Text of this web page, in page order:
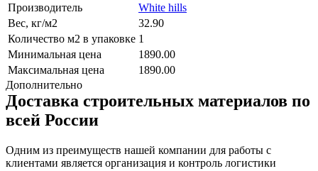
Производитель
White hills
Вес, кг/м2
32.90
Количество м2 в упаковке 1
Минимальная цена
1890.00
Максимальная цена
1890.00
Дополнительно
Доставка строительных материалов по
всей России
Одним из преимуществ нашей компании для работы с
клиентами является организация и контроль логистики